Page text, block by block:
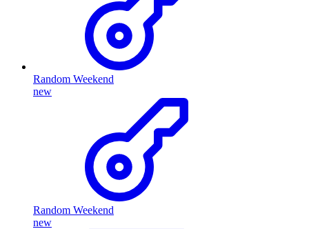
Random Weekend
new
Random Weekend
new